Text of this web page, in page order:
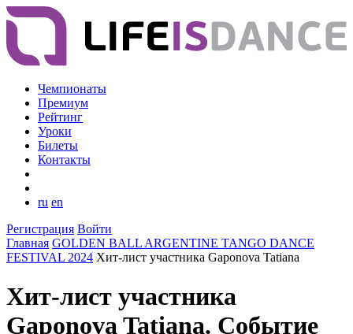
Чемпионаты
Премиум
Рейтинг
Уроки
Билеты
Контакты
ru en
Регистрация Войти
Главная GOLDEN BALL ARGENTINE TANGO DANCE
FESTIVAL 2024 Хит-лист участника Gaponova Tatiana
Хит-лист участника
Gaponova Tatiana. Событие